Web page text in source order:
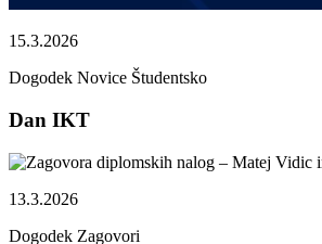
15.3.2026
Dogodek Novice Študentsko
Dan IKT
13.3.2026
Dogodek Zagovori